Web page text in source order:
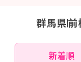
群馬県前
新着順